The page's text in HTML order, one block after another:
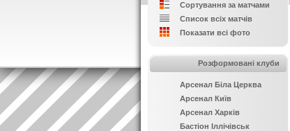
Сортування за матчами
Список всіх матчів
Показати всі фото
Розформовані клуби
Арсенал Біла Церква
Арсенал Київ
Арсенал Харків
Бастіон Іллічівськ